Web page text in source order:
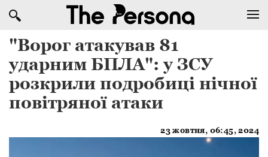
"Ворог атакував 81
ударним БПЛА": у ЗСУ
розкрили подробиці нічної
повітряної атаки
23 жовтня, 06:45, 2024